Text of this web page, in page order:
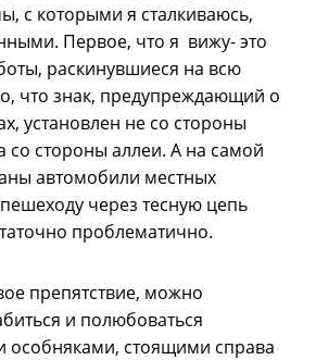
с которыми я сталкиваюсь,
Первое, что я вижу- это
раскинувшиеся на всю
что знак, предупреждающий о
установлен не со стороны
со стороны аллеи. А на самой
автомобили местных
через тесную цепь
проблематично.
препятствие, можно
и полюбоваться
особняками, стоящими справа